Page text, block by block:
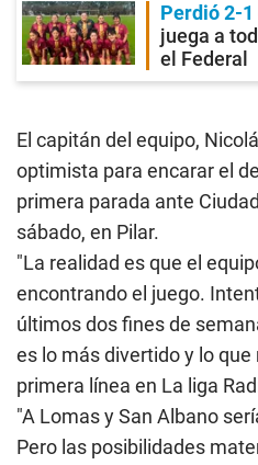
Perdió 2-1
juega a
el Federal
El capitán del equipo,
optimista para encarar el
primera parada ante
sábado, en Pilar.
"La realidad es que el
encontrando el juego.
últimos dos fines de
es lo más divertido y lo que
primera línea en La liga
"A Lomas y San Albano
Pero las posibilidades